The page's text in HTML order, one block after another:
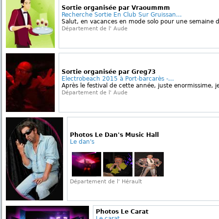
Sortie organisée par Vraoummm
Recherche Sortie En Club Sur Gruissan...
Salut, en vacances en mode solo pour une semaine
Département de l' Aude
Sortie organisée par Greg73
Electrobeach 2015 à Port-barcarès -...
Après le festival de cette année, juste enormissime,
Département de l' Aude
Photos Le Dan's Music Hall
Le dan's
Département de l' Hérault
Photos Le Carat